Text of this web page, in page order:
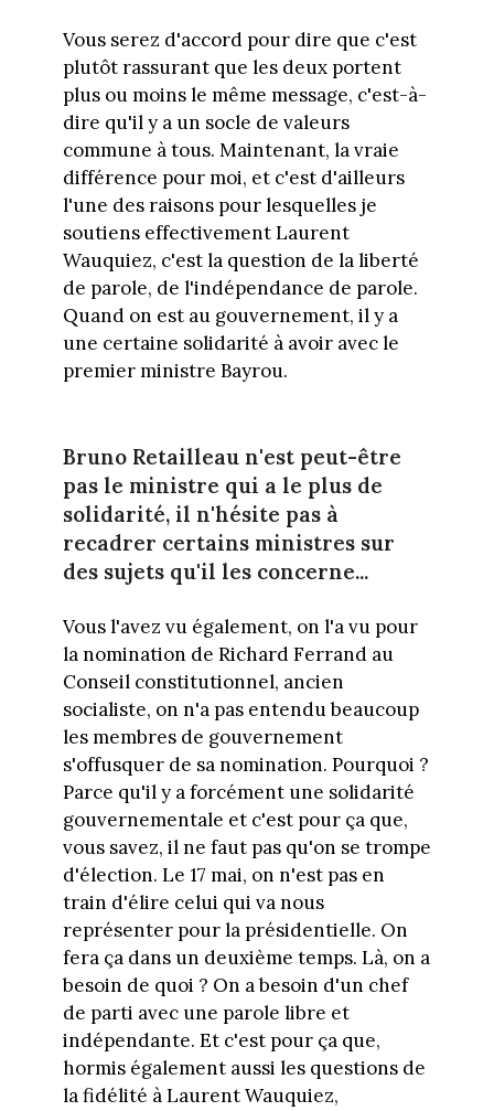
Vous serez d'accord pour dire que c'est
plutôt rassurant que les deux portent
plus ou moins le même message, c'est-à-
dire qu'il y a un socle de valeurs
commune à tous. Maintenant, la vraie
différence pour moi, et c'est d'ailleurs
l'une des raisons pour lesquelles je
soutiens effectivement Laurent
Wauquiez, c'est la question de la liberté
de parole, de l'indépendance de parole.
Quand on est au gouvernement, il y a
une certaine solidarité à avoir avec le
premier ministre Bayrou.
Bruno Retailleau n'est peut-être
pas le ministre qui a le plus de
solidarité, il n'hésite pas à
recadrer certains ministres sur
des sujets qu'il les concerne...
Vous l'avez vu également, on l'a vu pour
la nomination de Richard Ferrand au
Conseil constitutionnel, ancien
socialiste, on n'a pas entendu beaucoup
les membres de gouvernement
s'offusquer de sa nomination. Pourquoi ?
Parce qu'il y a forcément une solidarité
gouvernementale et c'est pour ça que,
vous savez, il ne faut pas qu'on se trompe
d'élection. Le 17 mai, on n'est pas en
train d'élire celui qui va nous
représenter pour la présidentielle. On
fera ça dans un deuxième temps. Là, on a
besoin de quoi ? On a besoin d'un chef
de parti avec une parole libre et
indépendante. Et c'est pour ça que,
hormis également aussi les questions de
la fidélité à Laurent Wauquiez,